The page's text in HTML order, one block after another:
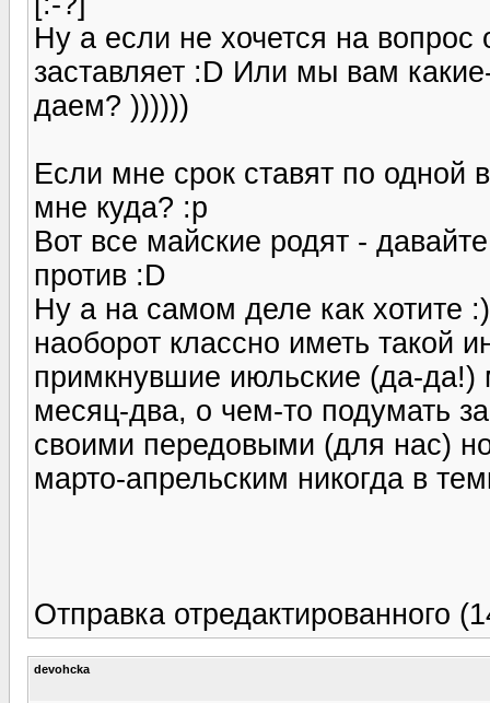
Ну а если не хочется на вопрос
заставляет :D Или мы вам
даем? ))))))
Если мне срок ставят по одной
мне куда? :p
Вот все майские родят -
против :D
Ну а на самом деле как хотите
наоборот классно иметь такой
примкнувшие июльские (да-да!)
месяц-два, о чем-то подумать
своими передовыми (для нас)
марто-апрельским никогда в
Отправка отредактированного
devohcka